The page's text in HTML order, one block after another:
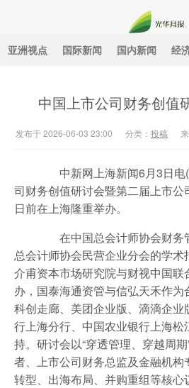
光华月报
亚洲视点 国际新闻 国内新闻 经
中国上市公司财务创值
发布于 2026-06-03 23:00 分类： 投稿
中新网上海新闻6月3日电(
司财务创值研讨会暨第二届上市公
日前在上海隆重举办。
在中国总会计师协会财务
总会计师协会民营企业分会的学术
介甫资本市场研究院与财视中国
办，国泰海通资管与信弘天禾作
科创走廊、美团企业版、滴滴企业
行上海分行、中国农业银行上海松
持。研讨会以“穿透管理、穿越周
者、上市公司财务总监及金融机
转型、出海布局、并购重组等核